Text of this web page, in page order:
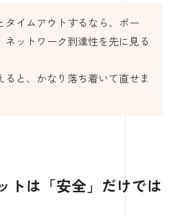
タイムアウトするなら、ポー
ネットワーク到達性を先に見る
ると、かなり落ち着いて直せま
トは「安全」だけでは